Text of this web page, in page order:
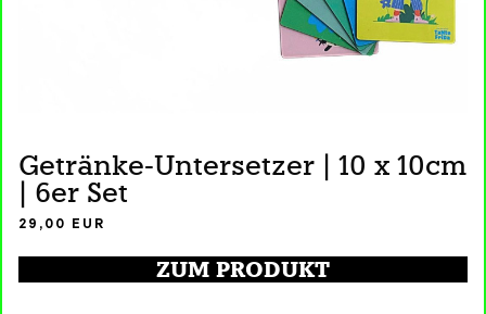
Getränke-Untersetzer | 10 x 10cm
| 6er Set
29,00 EUR
ZUM PRODUKT